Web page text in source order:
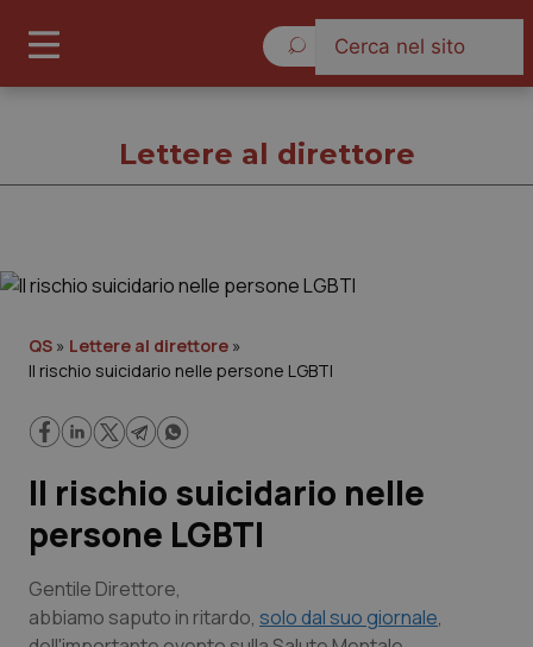
Cronache
Lavoro e Professioni
Scienza e Farmaci
Lettere al direttore
QS » Lettere al direttore »
Il rischio suicidario nelle persone LGBTI
Il rischio suicidario nelle
persone LGBTI
Gentile Direttore,
abbiamo saputo in ritardo, solo dal suo giornale,